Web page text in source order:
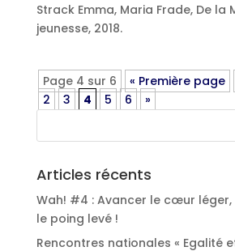
Strack Emma, Maria Frade, De la
jeunesse, 2018.
Page 4 sur 6 « Première page
2
3 4 5 6 »
Articles récents
Wah! #4 : Avancer le cœur
le poing levé !
Rencontres nationales « Egalité